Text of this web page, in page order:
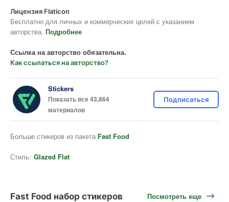
Лицензия Flaticon
Бесплатно для личных и коммерческих целей с указанием
авторства. Подробнее
Ссылка на авторство обязательна.
Как ссылаться на авторство?
Stickers
Показать все 43,864
материалов
Подписаться
Больше стикеров из пакета Fast Food
Стиль: Glazed Flat
Fast Food набор стикеров Посмотреть еще